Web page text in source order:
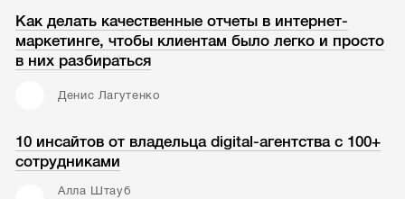
Как делать качественные отчеты в интернет-
маркетинге, чтобы клиентам было легко и просто
в них разбираться
Денис Лагутенко
10 инсайтов от владельца digital-агентства с 100+
сотрудниками
Алла Штауб